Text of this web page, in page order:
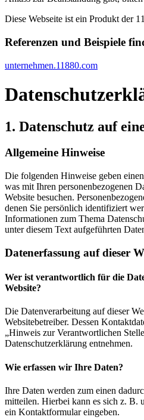
Diese Webseite ist ein Produkt der
Referenzen und Beispiele
unternehmen.11880.com
1. Datenschutz auf
Allgemeine Hinweise
Die folgenden Hinweise geben
was mit Ihren personenbezogenen
Website besuchen.
denen Sie persönlich identifiziert
Informationen zum Thema
unter diesem Text aufgeführten
Datenerfassung auf dieser
Wer ist verantwortlich für die
Website?
Die Datenverarbeitung auf dieser
Websitebetreiber. Dessen
„Hinweis zur Verantwortlichen
Datenschutzerklärung entnehmen.
Wie erfassen wir Ihre Daten?
Ihre Daten werden zum einen
mitteilen. Hierbei kann es sich z. B.
ein Kontaktformular eingeben.